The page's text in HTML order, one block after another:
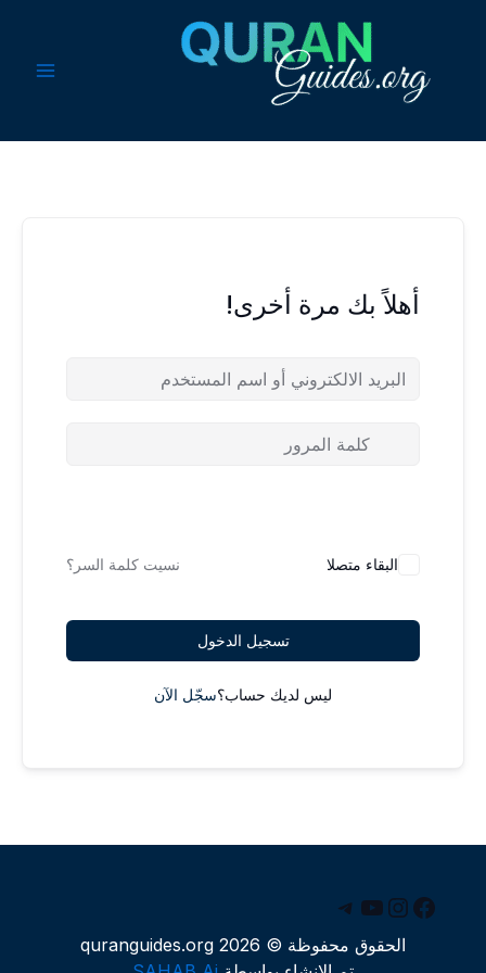
أهلاً بك مرة أخرى!
البقاء متصلا نسيت كلمة السر؟
تسجيل الدخول
ليس لديك حساب؟سجّل الآن
فيسبوكإنستجرام
يوتيوب
تيليجرام
الحقوق محفوظة © 2026 quranguides.org